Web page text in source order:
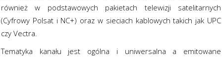
również w podstawowych pakietach telewizji satelitarnych
(Cyfrowy Polsat i NC+) oraz w sieciach kablowych takich jak UPC
czy Vectra.
Tematyka kanału jest ogólna i uniwersalna a emitowane